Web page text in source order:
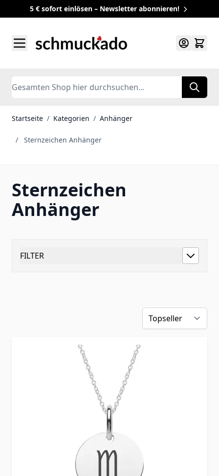
5 € sofort einlösen – Newsletter abonnieren!
Search
Startseite / Kategorien / Anhänger
/ Sternzeichen Anhänger
Sternzeichen
Anhänger
FILTER